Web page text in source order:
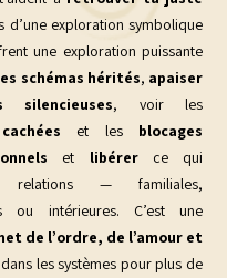
d’une exploration symbolique
une exploration puissante
schémas hérités, apaiser
silencieuses, voir les
et les blocages
et libérerce qui
relations — familiales,
ou intérieures. C’est une
de l’ordre, de l’amour et
dans les systèmes pour plus de